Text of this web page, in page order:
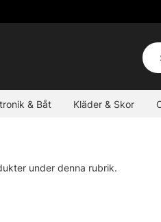
& Båt Kläder & Skor
under denna rubrik.